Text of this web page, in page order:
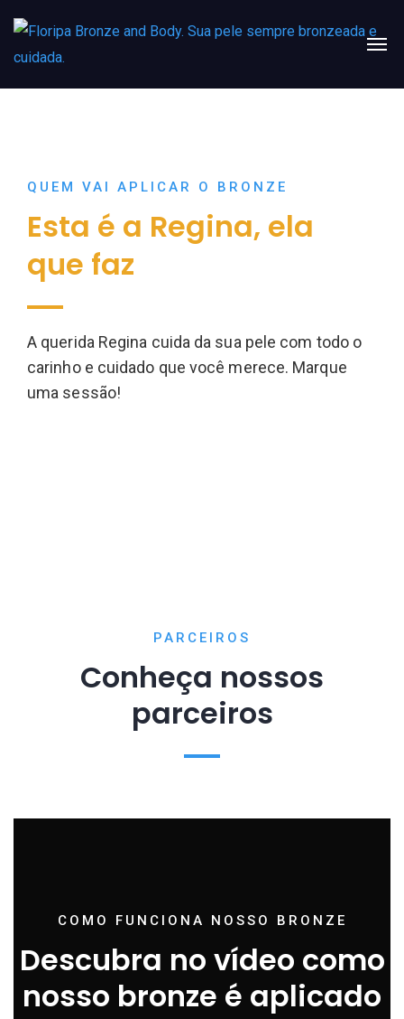
QUEM VAI APLICAR O BRONZE
Esta é a Regina, ela
que faz
A querida Regina cuida da sua pele com todo o
carinho e cuidado que você merece. Marque
uma sessão!
PARCEIROS
Conheça nossos
parceiros
COMO FUNCIONA NOSSO BRONZE
Descubra no vídeo como
nosso bronze é aplicado